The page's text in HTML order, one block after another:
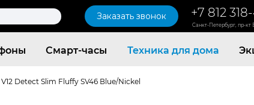
Заказать звонок +7 812
Санкт-Петербург, пр-кт
Смарт-часы Техника для дома
Detect Slim Fluffy SV46 Вlue/Nickel